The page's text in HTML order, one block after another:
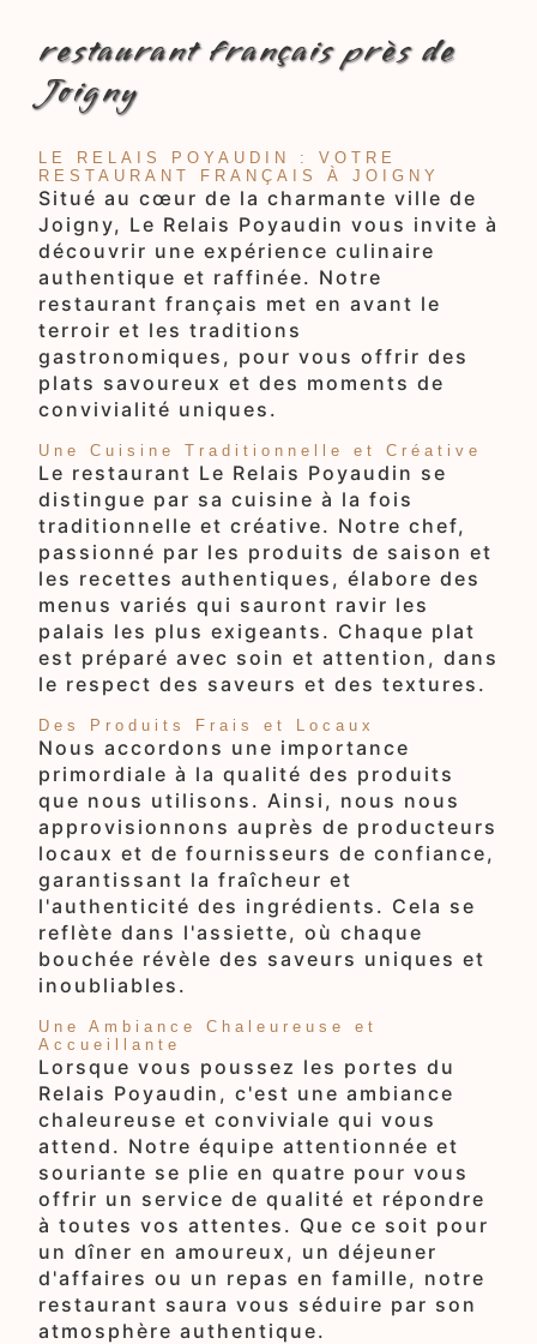
restaurant français près de
Joigny
LE RELAIS POYAUDIN : VOTRE
RESTAURANT FRANÇAIS À JOIGNY
Situé au cœur de la charmante ville de
Joigny, Le Relais Poyaudin vous invite à
découvrir une expérience culinaire
authentique et raffinée. Notre
restaurant français met en avant le
terroir et les traditions
gastronomiques, pour vous offrir des
plats savoureux et des moments de
convivialité uniques.
Une Cuisine Traditionnelle et Créative
Le restaurant Le Relais Poyaudin se
distingue par sa cuisine à la fois
traditionnelle et créative. Notre chef,
passionné par les produits de saison et
les recettes authentiques, élabore des
menus variés qui sauront ravir les
palais les plus exigeants. Chaque plat
est préparé avec soin et attention, dans
le respect des saveurs et des textures.
Des Produits Frais et Locaux
Nous accordons une importance
primordiale à la qualité des produits
que nous utilisons. Ainsi, nous nous
approvisionnons auprès de producteurs
locaux et de fournisseurs de confiance,
garantissant la fraîcheur et
l'authenticité des ingrédients. Cela se
reflète dans l'assiette, où chaque
bouchée révèle des saveurs uniques et
inoubliables.
Une Ambiance Chaleureuse et
Accueillante
Lorsque vous poussez les portes du
Relais Poyaudin, c'est une ambiance
chaleureuse et conviviale qui vous
attend. Notre équipe attentionnée et
souriante se plie en quatre pour vous
offrir un service de qualité et répondre
à toutes vos attentes. Que ce soit pour
un dîner en amoureux, un déjeuner
d'affaires ou un repas en famille, notre
restaurant saura vous séduire par son
atmosphère authentique.